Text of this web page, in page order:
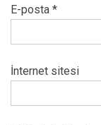
E-posta *
İnternet sitesi